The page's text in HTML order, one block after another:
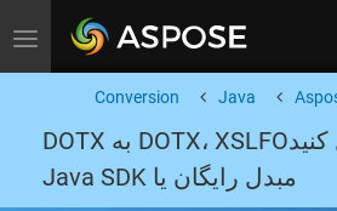
Toggle navigation
Java
Conversion
PDF را به تبدیل کنیدDOTX، XSLFO به DOTX
مبدل رایگان یا Java SDK